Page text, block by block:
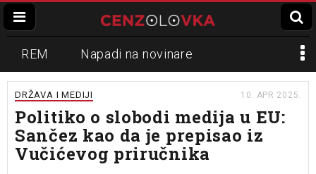
REM Napadi na novinare
Zvučni top
Propaganda Lokalni mediji
Informer Slavko Ćuruvija
DRŽAVA I MEDIJI 10. APR 2025.
Politiko o slobodi medija u EU:
Sančez kao da je prepisao iz
Vučićevog priručnika